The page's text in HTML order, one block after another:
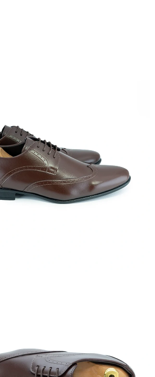
ABRIR
IMAGEN
EN
PANTALLA